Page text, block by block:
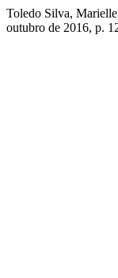
Toledo Silva,
outubro de 2016, p.